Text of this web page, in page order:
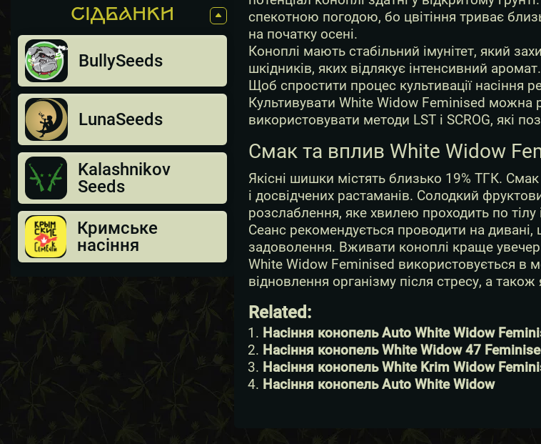
СIДБАНКИ
BullySeeds
LunaSeeds
Kalashnikov
Seeds
Кримське
насіння
спекотною погодою, бо цвітіння триває
на початку осені.
Коноплі мають стабільний імунітет, який
шкідників, яких відлякує інтенсивний аромат.
Щоб спростити процес культивації насіння
Культивувати White Widow Feminised можна
використовувати методи LST і SCROG, які
Смак та вплив White Widow
Якісні шишки містять близько 19% ТГК.
і досвідчених растаманів. Солодкий
розслаблення, яке хвилею проходить по
Сеанс рекомендується проводити на
задоволення. Вживати коноплі краще
White Widow Feminised використовується в
відновлення організму після стресу, а
Related:
Насіння конопель Auto White Widow
Насіння конопель White Widow 47
Насіння конопель White Krim Widow
Насіння конопель Auto White Widow